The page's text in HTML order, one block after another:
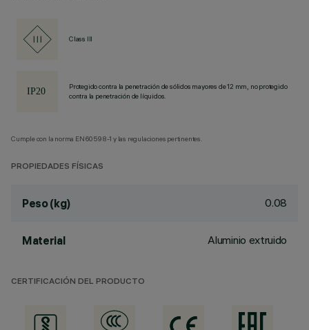
Class III
Protegido contra la penetración de sólidos mayores de 12 mm, no protegido
contra la penetración de líquidos.
Cumple con la norma EN60598-1 y las regulaciones pertinentes.
PROPIEDADES FÍSICAS
Peso (kg) 0.08
Material Aluminio extruido
CERTIFICACIÓN DEL PRODUCTO